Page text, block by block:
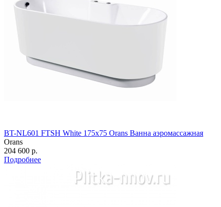
BT-NL601 FTSH White 175х75 Orans Ванна аэромассажная
Orans
204 600 р.
Подробнее